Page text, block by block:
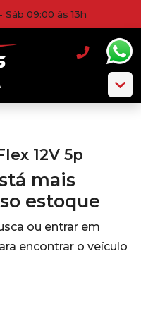
09:00 às 13h
12V 5p
mais
estoque
ou entrar em
encontrar o veículo